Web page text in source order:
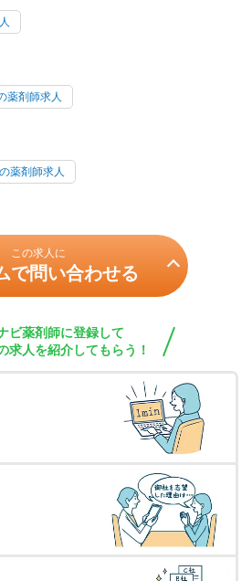
薬剤師求人
薬剤師求人
この求人に
で問い合わせる
ビ薬剤師に登録して
求人を紹介してもらう！